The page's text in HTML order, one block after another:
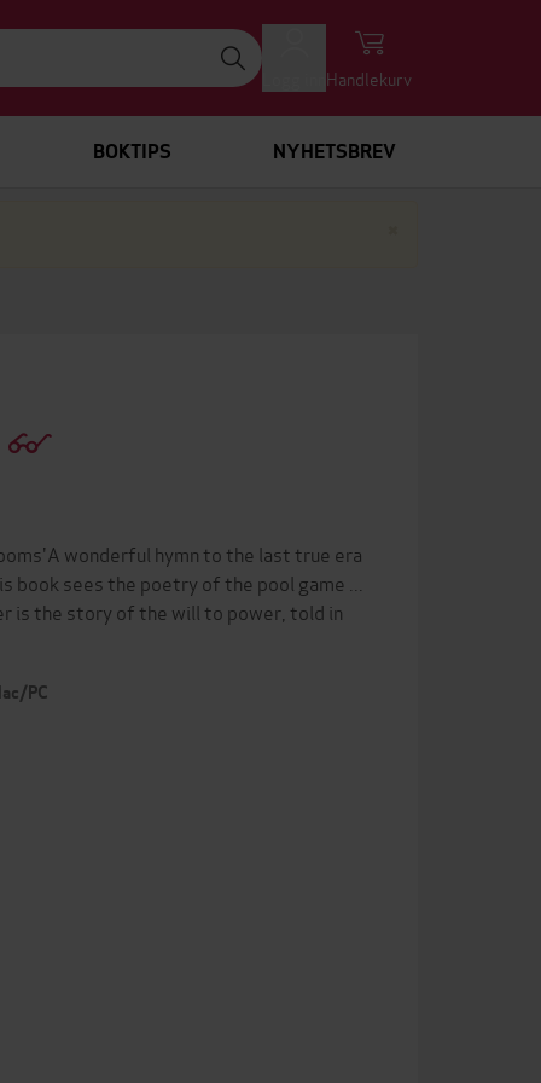
Handlekurv
BOKTIPS NYHETSBREV
wonderful hymn to the last true era
book sees the poetry of the pool game ...
is the story of the will to power, told in
PC